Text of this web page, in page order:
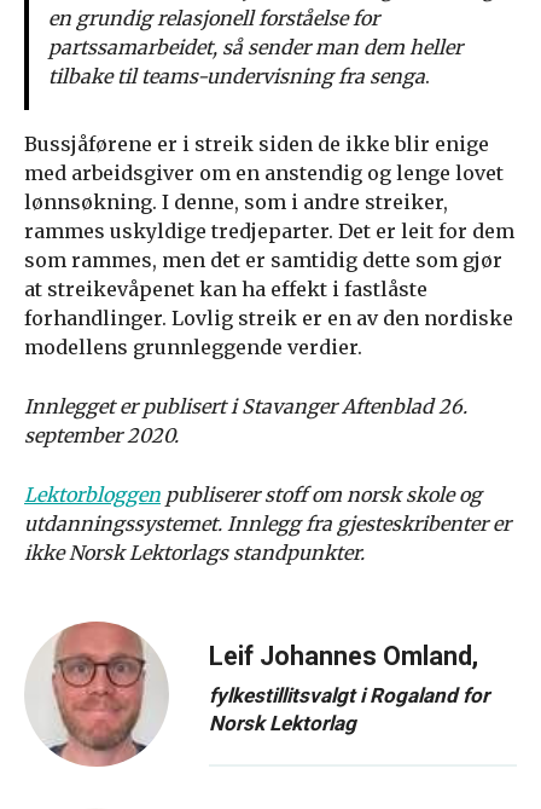
Leif Johannes Omland,
fylkestillitsvalgt i Rogaland for
Norsk Lektorlag
en grundig relasjonell forståelse for
partssamarbeidet, så sender man dem heller
tilbake til teams-undervisning fra senga.
Bussjåførene er i streik siden de ikke blir enige
med arbeidsgiver om en anstendig og lenge lovet
lønnsøkning. I denne, som i andre streiker,
rammes uskyldige tredjeparter. Det er leit for dem
som rammes, men det er samtidig dette som gjør
at streikevåpenet kan ha effekt i fastlåste
forhandlinger. Lovlig streik er en av den nordiske
modellens grunnleggende verdier.
Innlegget er publisert i Stavanger Aftenblad 26.
september 2020.
Lektorbloggen publiserer stoff om norsk skole og
utdanningssystemet. Innlegg fra gjesteskribenter er
ikke Norsk Lektorlags standpunkter.